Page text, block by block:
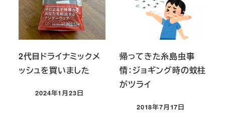
2代目ドライナミックメ
ッシュを買いました
投稿日
2024年1月23日
帰ってきた糸島虫事
情：ジョギング時の蚊柱
がツライ
投稿日
2018年7月17日